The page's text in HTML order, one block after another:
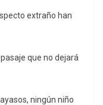
extraño han
que no dejará
ningún niño